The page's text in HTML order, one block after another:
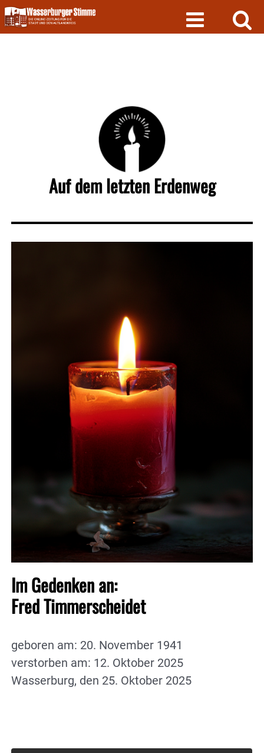
Skip
to
content
Auf dem letzten Erdenweg
Im Gedenken an:
Fred Timmerscheidet
geboren am: 20. November 1941
verstorben am: 12. Oktober 2025
Wasserburg, den 25. Oktober 2025